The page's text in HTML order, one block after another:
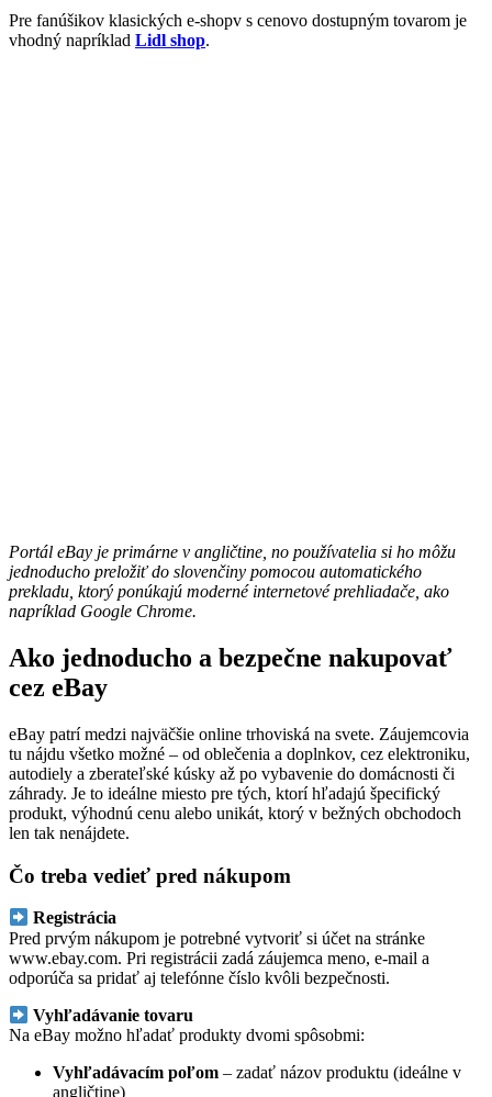
Pre fanúšikov klasických e-shopv s cenovo dostupným tovarom je
vhodný napríklad Lidl shop.
Portál eBay je primárne v angličtine, no používatelia si ho môžu
jednoducho preložiť do slovenčiny pomocou automatického
prekladu, ktorý ponúkajú moderné internetové prehliadače, ako
napríklad Google Chrome.
Ako jednoducho a bezpečne nakupovať
cez eBay
eBay patrí medzi najväčšie online trhoviská na svete. Záujemcovia
tu nájdu všetko možné – od oblečenia a doplnkov, cez elektroniku,
autodiely a zberateľské kúsky až po vybavenie do domácnosti či
záhrady. Je to ideálne miesto pre tých, ktorí hľadajú špecifický
produkt, výhodnú cenu alebo unikát, ktorý v bežných obchodoch
len tak nenájdete.
Čo treba vedieť pred nákupom
Registrácia
Pred prvým nákupom je potrebné vytvoriť si účet na stránke
www.ebay.com. Pri registrácii zadá záujemca meno, e-mail a
odporúča sa pridať aj telefónne číslo kvôli bezpečnosti.
Vyhľadávanie tovaru
Na eBay možno hľadať produkty dvomi spôsobmi:
Vyhľadávacím poľom – zadať názov produktu (ideálne v
angličtine)